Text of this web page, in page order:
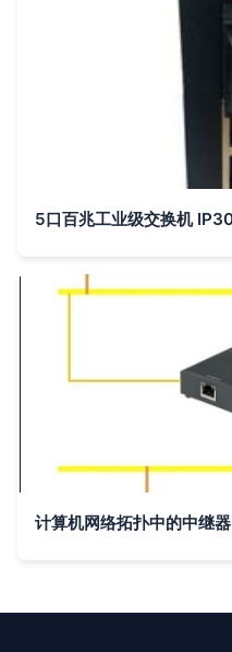
5口百兆工业级交换机
计算机网络拓扑中的中继